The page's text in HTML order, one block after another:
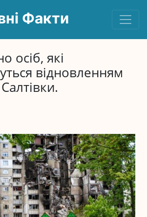
Факти
осіб, які
відновленням